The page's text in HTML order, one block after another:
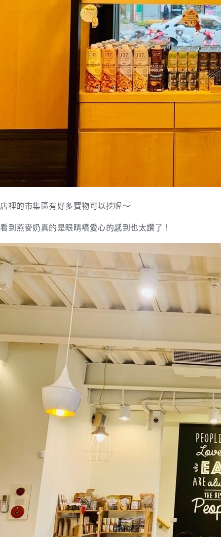
店裡的市集區有好多寶物可以挖喔～
看到燕麥奶真的是眼睛噴愛心的感到也太讚了！